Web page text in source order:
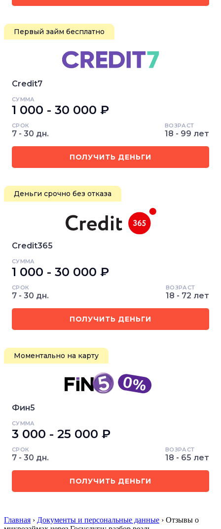
Первый займ бесплатно
Credit7
СУММА
1 000 - 30 000 ₽
СРОК
7 - 30 дн.
ВОЗРАСТ
18 - 99 лет
ПОЛУЧИТЬ ДЕНЬГИ
Деньги срочно без отказа
Credit365
СУММА
1 000 - 30 000 ₽
СРОК
7 - 30 дн.
ВОЗРАСТ
18 - 72 лет
ПОЛУЧИТЬ ДЕНЬГИ
Моментально на карту
Фин5
СУММА
3 000 - 25 000 ₽
СРОК
7 - 30 дн.
ВОЗРАСТ
18 - 65 лет
ПОЛУЧИТЬ ДЕНЬГИ
Главная › Документы и персональные данные › Отзывы о